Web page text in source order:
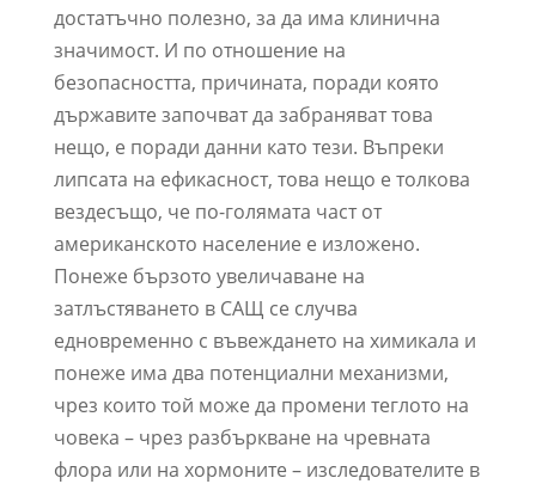
достатъчно полезно, за да има клинична
значимост. И по отношение на
безопасността, причината, поради която
държавите започват да забраняват това
нещо, е поради данни като тези. Въпреки
липсата на ефикасност, това нещо е толкова
вездесъщо, че по-голямата част от
американското население е изложено.
Понеже бързото увеличаване на
затлъстяването в САЩ се случва
едновременно с въвеждането на химикала и
понеже има два потенциални механизми,
чрез които той може да промени теглото на
човека – чрез разбъркване на чревната
флора или на хормоните – изследователите в